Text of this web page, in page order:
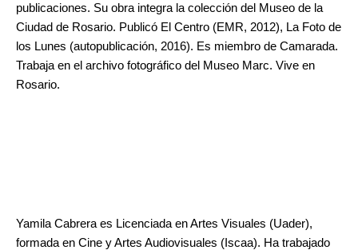
publicaciones. Su obra integra la colección del Museo de la
Ciudad de Rosario. Publicó El Centro (EMR, 2012), La Foto de
los Lunes (autopublicación, 2016). Es miembro de Camarada.
Trabaja en el archivo fotográfico del Museo Marc. Vive en
Rosario.
Yamila Cabrera es Licenciada en Artes Visuales (Uader),
formada en Cine y Artes Audiovisuales (Iscaa). Ha trabajado